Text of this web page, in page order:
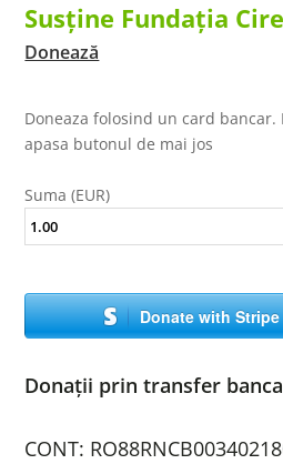
Susține Fundația
Donează
Doneaza folosind un card
apasa butonul de mai jos
Suma (EUR)
Donate with Stripe
Donații prin transfer
CONT: